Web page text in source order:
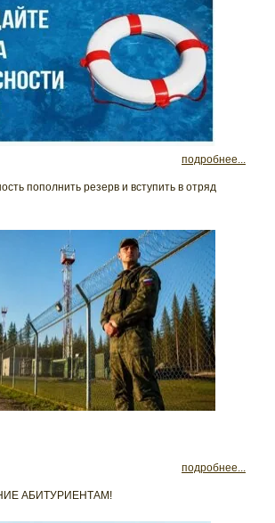
подробнее...
пополнить резерв и вступить в отряд
подробнее...
АБИТУРИЕНТАМ!